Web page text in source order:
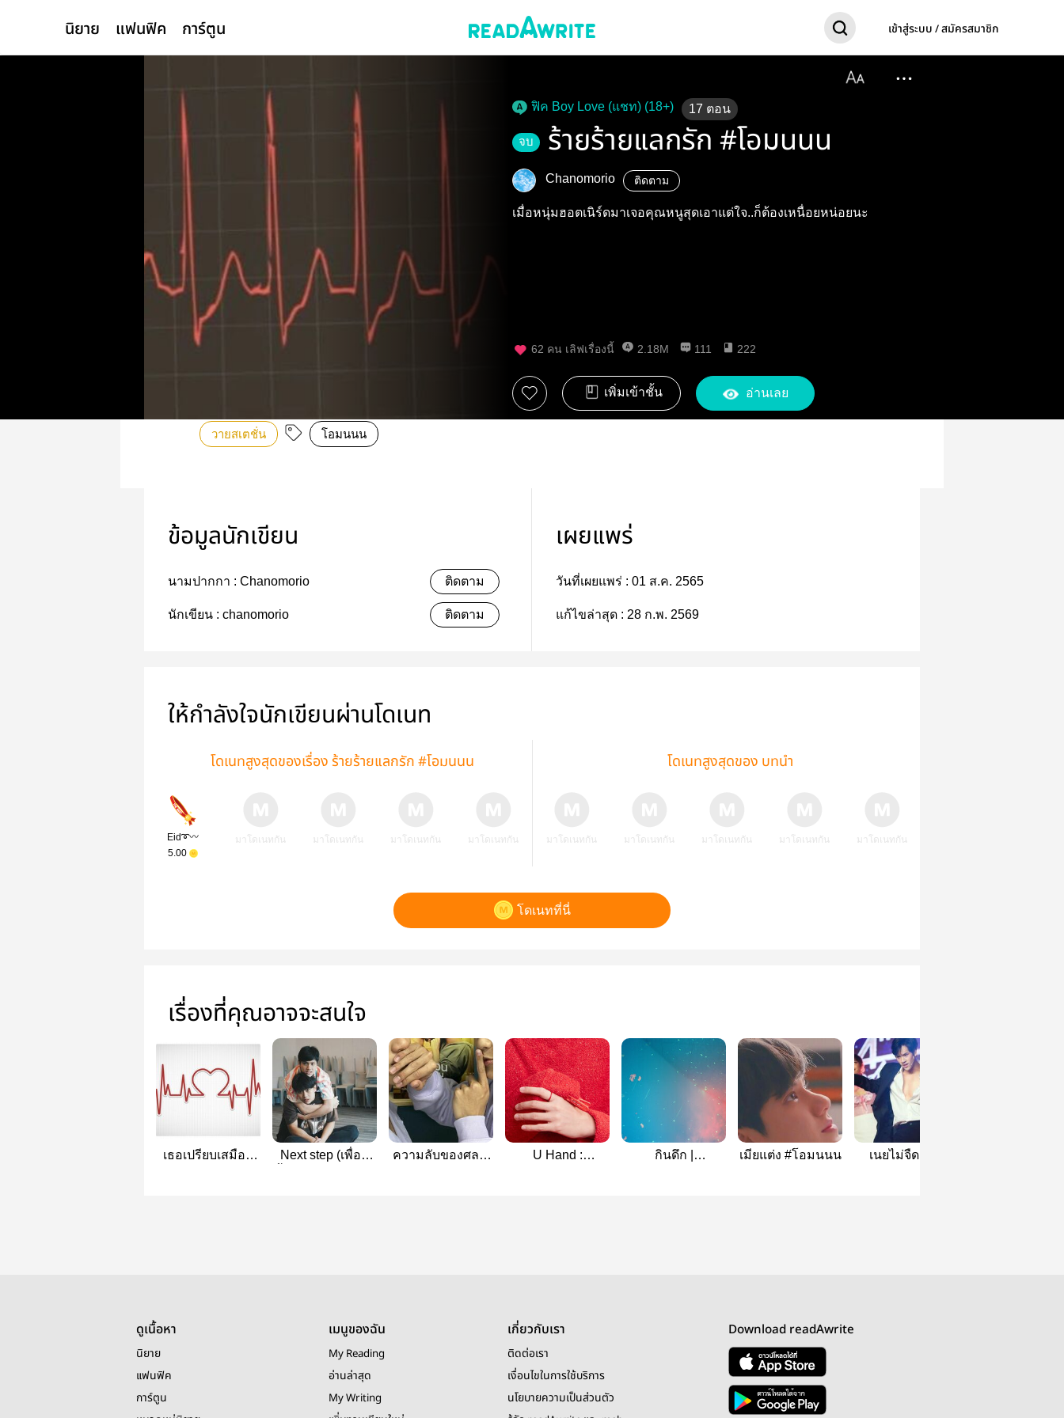
นิยาย แฟนฟิค การ์ตูน เข้าสู่ระบบ / สมัครสมาชิก
ฟิค Boy Love (แชท) (18+) 17 ตอน
จบ ร้ายร้ายแลกรัก #โอมนนน
Chanomorio ติดตาม
เมื่อหนุ่มฮอตเนิร์ดมาเจอคุณหนูสุดเอาแต่ใจ..ก็ต้องเหนื่อยหน่อยนะ
62 คน เลิฟเรื่องนี้ 2.18M 111 222
เพิ่มเข้าชั้น อ่านเลย
วายสเตชั่น โอมนนน
ข้อมูลนักเขียน
นามปากกา : Chanomorio ติดตาม
นักเขียน : chanomorio ติดตาม
เผยแพร่
วันที่เผยแพร่ : 01 ส.ค. 2565
แก้ไขล่าสุด : 28 ก.พ. 2569
ให้กำลังใจนักเขียนผ่านโดเนท
โดเนทสูงสุดของเรื่อง ร้ายร้ายแลกรัก #โอมนนน
Eid➰〰
5.00
มาโดเนทกัน มาโดเนทกัน มาโดเนทกัน มาโดเนทกัน
โดเนทสูงสุดของ บทนำ
มาโดเนทกัน มาโดเนทกัน มาโดเนทกัน มาโดเนทกัน มาโดเนทกัน
โดเนทที่นี่
เรื่องที่คุณอาจจะสนใจ
เธอเปรียบเสมือน
Next step (เพื่อน
ความลับของศลป.
U Hand :
กินดึก |
เมียแต่ง #โอมนนน
เนยไม่จืด #โอ
ดูเนื้อหา
นิยาย
แฟนฟิค
การ์ตูน
เมนูของฉัน
My Reading
อ่านล่าสุด
My Writing
เกี่ยวกับเรา
ติดต่อเรา
เงื่อนไขในการใช้บริการ
นโยบายความเป็นส่วนตัว
Download readAwrite